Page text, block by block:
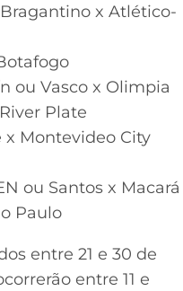
x Atlético-
ou Vasco x Olimpia
Plate
x Montevideo City
ou Santos x Macará
Paulo
entre 21 e 30 de
entre 11 e